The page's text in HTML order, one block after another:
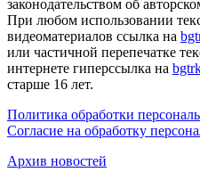
законодательством об
При любом использовании
видеоматериалов ссылка на
или частичной перепечатке
интернете гиперссылка на
старше 16 лет.
Политика обработки
Согласие на обработку
Архив новостей